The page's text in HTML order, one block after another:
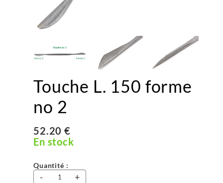
Touche L. 150 forme
no 2
52.20 €
En stock
Quantité :
- +